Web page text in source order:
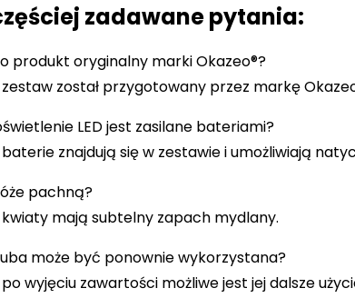
zadawane pytania:
produkt oryginalny marki Okazeo®?
został przygotowany przez markę
LED jest zasilane bateriami?
znajdują się w zestawie i umożliwiają
pachną?
mają subtelny zapach mydlany.
może być ponownie wykorzystana?
wyjęciu zawartości możliwe jest jej dalsze